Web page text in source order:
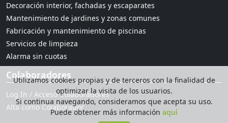
Utilizamos cookies propias y de terceros con la finalidad de
optimizar la visita de los usuarios.
Si continua navegando, consideramos que acepta su uso.
Puede obtener más información aquí
Decoración interior, fachadas y escaparates
Mantenimiento de jardines y zonas comunes
Fabricación y mantenimiento de piscinas
Servicios de limpieza
Alarma sin cuotas
Colaboradores
Log In / Acceso Colaboradores
Alta como Colaborador